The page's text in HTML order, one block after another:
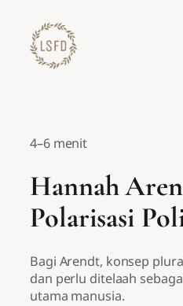
konten
4–6 menit
Hannah
Polarisasi
Bagi Arendt, konsep
dan perlu ditelaah
utama manusia.